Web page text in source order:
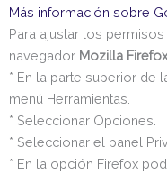
Más información sobre
Para ajustar los
navegador Mozilla Firefox
* En la parte superior de
menú Herramientas.
* Seleccionar Opciones.
* Seleccionar el panel
* En la opción Firefox